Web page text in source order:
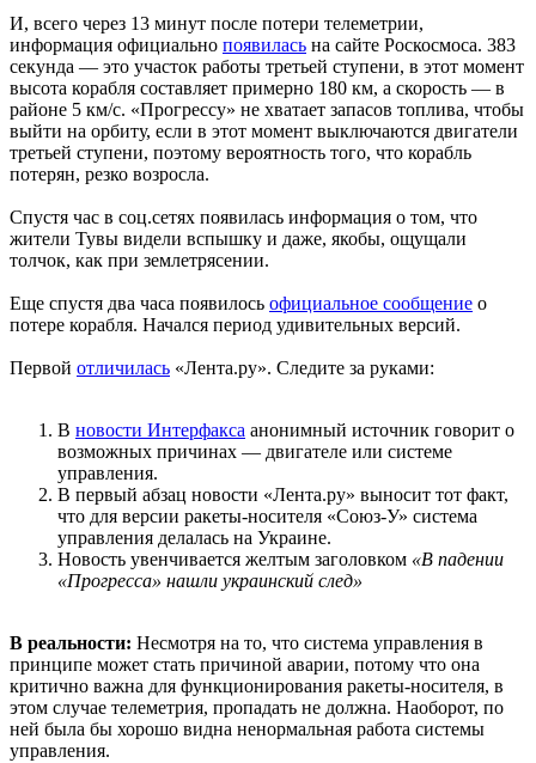
И, всего через 13 минут после потери телеметрии,
информация официально появилась на сайте Роскосмоса. 383
секунда — это участок работы третьей ступени, в этот момент
высота корабля составляет примерно 180 км, а скорость — в
районе 5 км/с. «Прогрессу» не хватает запасов топлива, чтобы
выйти на орбиту, если в этот момент выключаются двигатели
третьей ступени, поэтому вероятность того, что корабль
потерян, резко возросла.
Спустя час в соц.сетях появилась информация о том, что
жители Тувы видели вспышку и даже, якобы, ощущали
толчок, как при землетрясении.
Еще спустя два часа появилось официальное сообщение о
потере корабля. Начался период удивительных версий.
Первой отличилась «Лента.ру». Следите за руками:
В новости Интерфакса анонимный источник говорит о
возможных причинах — двигателе или системе
управления.
В первый абзац новости «Лента.ру» выносит тот факт,
что для версии ракеты-носителя «Союз-У» система
управления делалась на Украине.
Новость увенчивается желтым заголовком «В падении
«Прогресса» нашли украинский след»
В реальности: Несмотря на то, что система управления в
принципе может стать причиной аварии, потому что она
критично важна для функционирования ракеты-носителя, в
этом случае телеметрия, пропадать не должна. Наоборот, по
ней была бы хорошо видна ненормальная работа системы
управления.